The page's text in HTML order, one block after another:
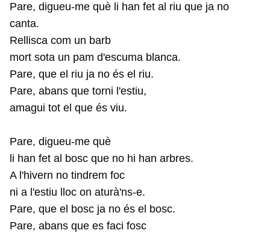
Pare, digueu-me què li han fet al riu que ja no
canta.
Rellisca com un barb
mort sota un pam d'escuma blanca.
Pare, que el riu ja no és el riu.
Pare, abans que torni l'estiu,
amagui tot el que és viu.
Pare, digueu-me què
li han fet al bosc que no hi han arbres.
A l'hivern no tindrem foc
ni a l'estiu lloc on aturà'ns-e.
Pare, que el bosc ja no és el bosc.
Pare, abans que es faci fosc